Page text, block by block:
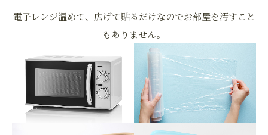
電子レンジ温めて、広げて貼るだけなのでお部屋を汚すこと
もありません。